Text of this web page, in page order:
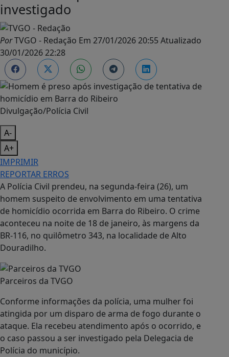
investigado
PorTVGO - Redação Em 27/01/2026 20:55 Atualizado
30/01/2026 22:28
Divulgação/Polícia Civil
A-
A+
IMPRIMIR
REPORTAR ERROS
A Polícia Civil prendeu, na segunda-feira (26), um
homem suspeito de envolvimento em uma tentativa
de homicídio ocorrida em Barra do Ribeiro. O crime
aconteceu na noite de 18 de janeiro, às margens da
BR-116, no quilômetro 343, na localidade de Alto
Douradilho.
Parceiros da TVGO
Conforme informações da polícia, uma mulher foi
atingida por um disparo de arma de fogo durante o
ataque. Ela recebeu atendimento após o ocorrido, e
o caso passou a ser investigado pela Delegacia de
Polícia do município.